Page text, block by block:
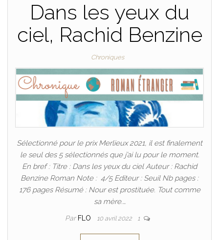
Dans les yeux du
ciel, Rachid Benzine
Chroniques
Sélectionné pour le prix Merlieux 2021, il est finalement
le seul des 5 sélectionnés que j’ai lu pour le moment.
En bref : Titre : Dans les yeux du ciel Auteur : Rachid
Benzine Roman Note : 4/5 Editeur : Seuil Nb pages :
176 pages Résumé : Nour est prostituée. Tout comme
sa mère.…
Par FLO 10 avril 2022 1